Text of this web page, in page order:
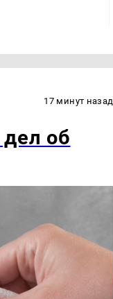
17 минут назад
об